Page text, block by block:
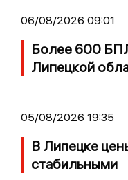
06/08/2026 09:01
Более 600
Липецкой
05/08/2026 19:35
В Липецке
стабильными